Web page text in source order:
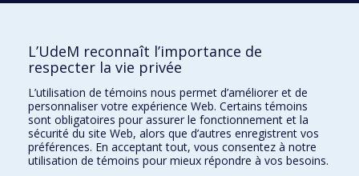
Comment soutenir le Département?
BESOIN D'AIDE?
Plan du site
Signaler une erreur
Accessibilité
FACULTÉ DES ARTS ET DES SCIENCES
L’UdeM reconnaît l’importance de
respecter la vie privée
L’utilisation de témoins nous permet d’améliorer et de
personnaliser votre expérience Web. Certains témoins
sont obligatoires pour assurer le fonctionnement et la
sécurité du site Web, alors que d’autres enregistrent vos
préférences. En acceptant tout, vous consentez à notre
utilisation de témoins pour mieux répondre à vos besoins.